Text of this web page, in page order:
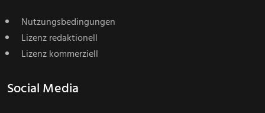
Nutzungsbedingungen
Lizenz redaktionell
Lizenz kommerziell
Social Media